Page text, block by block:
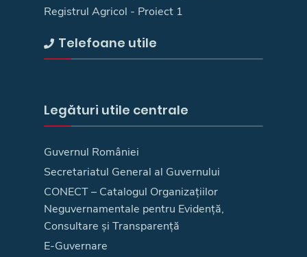
Registrul Agricol - Proiect 1
Telefoane utile
Legături utile centrale
Guvernul României
Secretariatul General al Guvernului
CONECT – Catalogul Organizațiilor
Neguvernamentale pentru Evidență,
Consultare și Transparență
E-Guvernare